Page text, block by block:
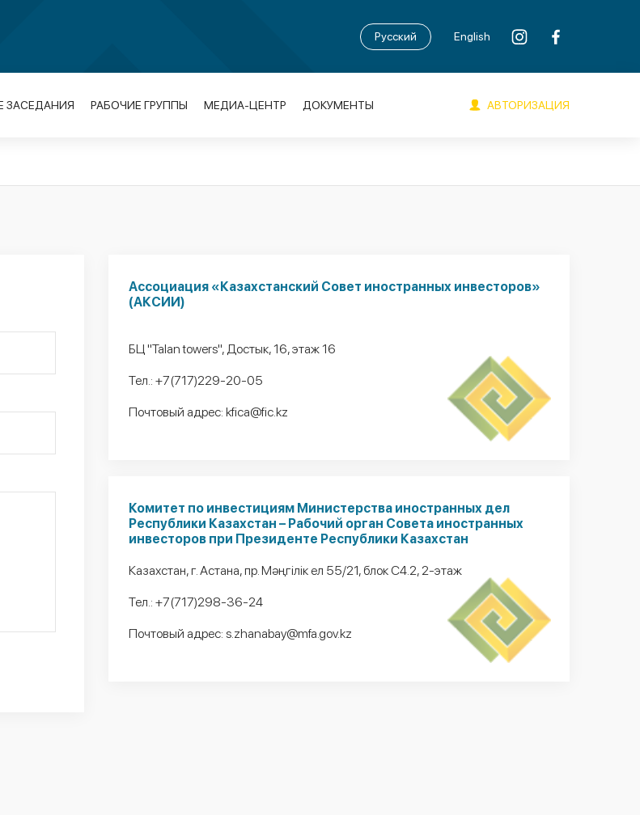
Русский English
ЗАСЕДАНИЯ РАБОЧИЕ ГРУППЫ МЕДИА-ЦЕНТР ДОКУМЕНТЫ АВТОРИЗАЦИЯ
Ассоциация «Казахстанский Совет иностранных инвесторов»
(АКСИИ)
БЦ "Talan towers", Достык, 16, этаж 16
Тел.: +7(717)229-20-05
Почтовый адрес: kfica@fic.kz
Комитет по инвестициям Министерства иностранных дел
Республики Казахстан – Рабочий орган Совета иностранных
инвесторов при Президенте Республики Казахстан
Казахстан, г. Астана, пр. Мәңгілік ел 55/21, блок С4.2, 2-этаж
Тел.: +7(717)298-36-24
Почтовый адрес: s.zhanabay@mfa.gov.kz